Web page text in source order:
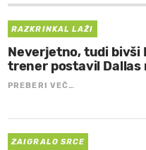
RAZKRINKAL LAŽI
Neverjetno, tudi bivši
trener postavil Dallas
PREBERI VEČ…
ZAIGRALO SRCE